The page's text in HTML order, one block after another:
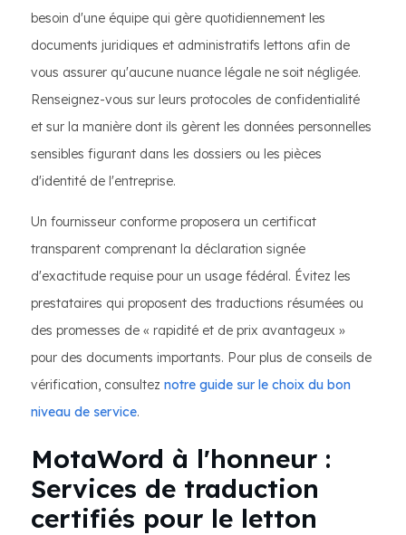
besoin d'une équipe qui gère quotidiennement les
documents juridiques et administratifs lettons afin de
vous assurer qu'aucune nuance légale ne soit négligée.
Renseignez-vous sur leurs protocoles de confidentialité
et sur la manière dont ils gèrent les données personnelles
sensibles figurant dans les dossiers ou les pièces
d'identité de l'entreprise.
Un fournisseur conforme proposera un certificat
transparent comprenant la déclaration signée
d'exactitude requise pour un usage fédéral. Évitez les
prestataires qui proposent des traductions résumées ou
des promesses de « rapidité et de prix avantageux »
pour des documents importants. Pour plus de conseils de
vérification, consultez notre guide sur le choix du bon
niveau de service.
MotaWord à l'honneur :
Services de traduction
certifiés pour le letton